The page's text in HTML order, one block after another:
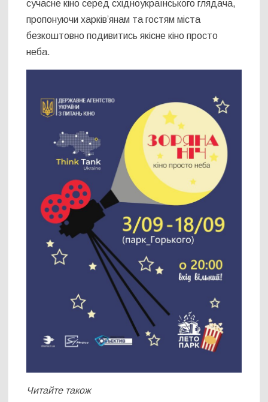
сучасне кіно серед східноукраїнського глядача,
пропонуючи харків’янам та гостям міста
безкоштовно подивитись якісне кіно просто
неба.
Читайте також